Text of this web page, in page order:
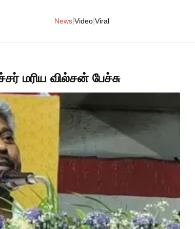
News Video Viral
மரிய வில்சன் பேச்சு